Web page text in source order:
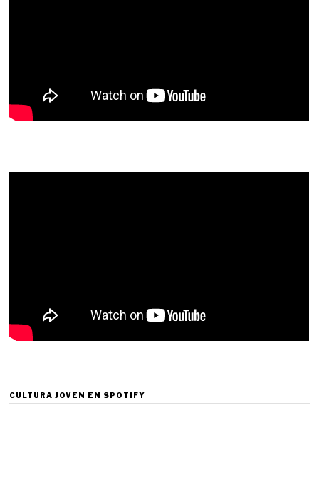
CULTURA JOVEN EN SPOTIFY